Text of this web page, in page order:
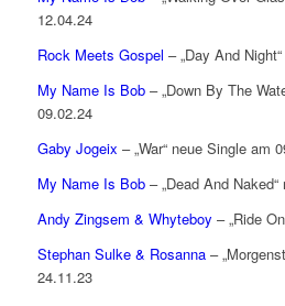
12.04.24
Rock Meets Gospel – „Day And
My Name Is Bob– „Down By The
09.02.24
Gaby Jogeix – „War“ neue Single am
My Name Is Bob– „Dead And
Andy Zingsem & Whyteboy – „Ride
Stephan Sulke & Rosanna–
24.11.23